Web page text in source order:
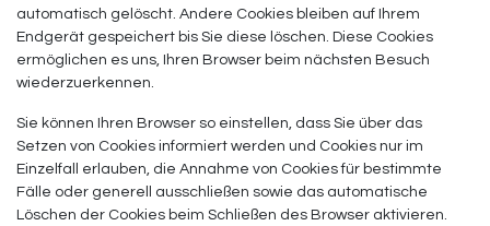
automatisch gelöscht. Andere Cookies bleiben auf Ihrem
Endgerät gespeichert bis Sie diese löschen. Diese Cookies
ermöglichen es uns, Ihren Browser beim nächsten Besuch
wiederzuerkennen.
Sie können Ihren Browser so einstellen, dass Sie über das
Setzen von Cookies informiert werden und Cookies nur im
Einzelfall erlauben, die Annahme von Cookies für bestimmte
Fälle oder generell ausschließen sowie das automatische
Löschen der Cookies beim Schließen des Browser aktivieren.